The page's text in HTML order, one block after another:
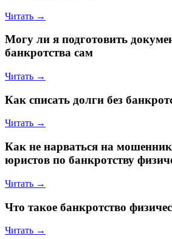
Читать →
Могу ли я подготовить
банкротства сам
Читать →
Как списать долги без
Читать →
Как не нарваться на
юристов по банкротству
Читать →
Что такое банкротство
Читать →